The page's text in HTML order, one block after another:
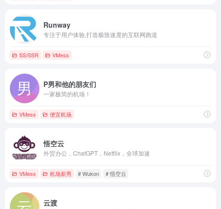
Runway
专注于用户体验,打造极致速度的互联网跑道
SS/SSR VMess
P男和他的朋友们
一家极简的机场！
VMess 便宜机场
悟空云
外贸办公，ChatGPT，Netflix，全球加速
VMess 机场新秀 # Wukon # 悟空云
云渡